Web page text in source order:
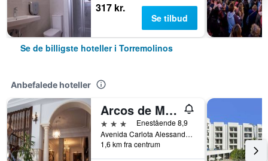
317 kr.
Se tilbud
Se de billigste hoteller i Torremolinos
Anbefalede hoteller
Arcos de Montemar
3 stjernerEnestående 8,9
Avenida Carlota Alessandri 192, Torremolinos, Andalusien, Spanien
1,6 km fra centrum